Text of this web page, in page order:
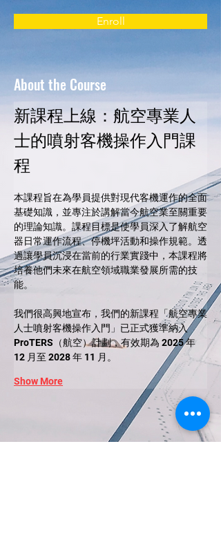
Enroll
About the Course
新課程上線：航空專業人
士的噴射客機操作入門課
程
本課程旨在為學員提供對現代客機運作的全面
基礎知識，並專注於講解當今航空業至關重要
的理論知識。課程目標是使學員深入了解航空
器日常運作流程、停機坪活動和操作規範。透
過讓學員沉浸在當前的行業實踐中，本課程將
培養他們未來在航空領域職業發展所需的技
能。
我們很高興地宣布，我們的新課程「航空專業
人士噴射客機操作入門」已正式獲準納入
ProTERS（航空）計劃，有效期為 2025 年
12 月至 2028 年 11 月。
Show More